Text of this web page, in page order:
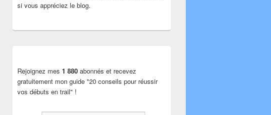
si vous appréciez le blog.
Rejoignez mes 1 880 abonnés et recevez
gratuitement mon guide "20 conseils pour réussir
vos débuts en trail" !